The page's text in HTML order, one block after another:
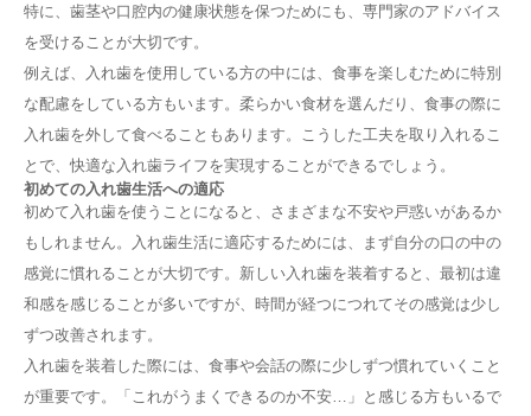
特に、歯茎や口腔内の健康状態を保つためにも、専門家のアドバイス
を受けることが大切です。
例えば、入れ歯を使用している方の中には、食事を楽しむために特別
な配慮をしている方もいます。柔らかい食材を選んだり、食事の際に
入れ歯を外して食べることもあります。こうした工夫を取り入れるこ
とで、快適な入れ歯ライフを実現することができるでしょう。
初めての入れ歯生活への適応
初めて入れ歯を使うことになると、さまざまな不安や戸惑いがあるか
もしれません。入れ歯生活に適応するためには、まず自分の口の中の
感覚に慣れることが大切です。新しい入れ歯を装着すると、最初は違
和感を感じることが多いですが、時間が経つにつれてその感覚は少し
ずつ改善されます。
入れ歯を装着した際には、食事や会話の際に少しずつ慣れていくこと
が重要です。「これがうまくできるのか不安…」と感じる方もいるで